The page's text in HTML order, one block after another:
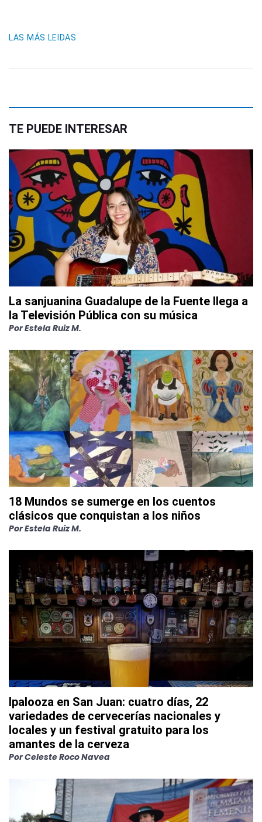
LAS MÁS LEIDAS
TE PUEDE INTERESAR
La sanjuanina Guadalupe de la Fuente llega a
la Televisión Pública con su música
PorEstela Ruiz M.
18 Mundos se sumerge en los cuentos
clásicos que conquistan a los niños
PorEstela Ruiz M.
Ipalooza en San Juan: cuatro días, 22
variedades de cervecerías nacionales y
locales y un festival gratuito para los
amantes de la cerveza
PorCeleste Roco Navea